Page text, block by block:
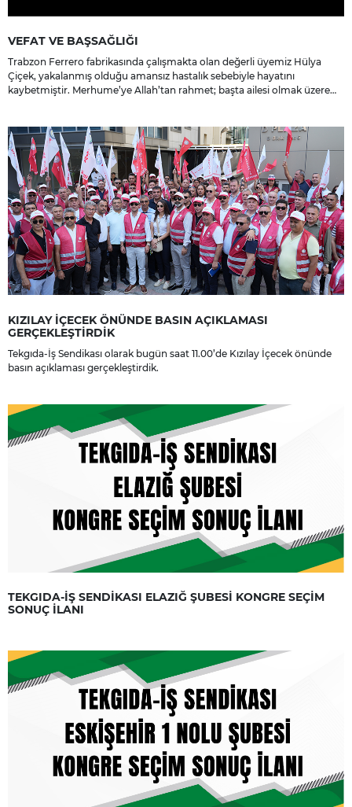
VEFAT VE BAŞSAĞLIĞI
Trabzon Ferrero fabrikasında çalışmakta olan değerli üyemiz Hülya
Çiçek, yakalanmış olduğu amansız hastalık sebebiyle hayatını
kaybetmiştir. Merhume’ye Allah’tan rahmet; başta ailesi olmak üzere
KIZILAY İÇECEK ÖNÜNDE BASIN AÇIKLAMASI
GERÇEKLEŞTİRDİK
Tekgıda-İş Sendikası olarak bugün saat 11.00’de Kızılay İçecek önünde
basın açıklaması gerçekleştirdik.
TEKGIDA-İŞ SENDİKASI ELAZIĞ ŞUBESİ KONGRE SEÇİM
SONUÇ İLANI